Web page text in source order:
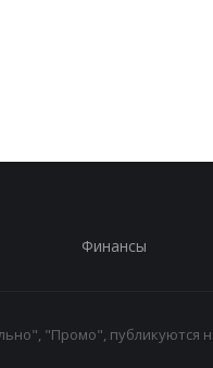
Финансы
"Промо", публикуются